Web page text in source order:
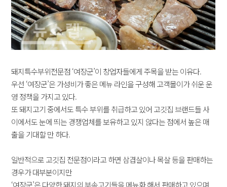
돼지특수부위전문점 ‘여장군’이 창업자들에게 주목을 받는 이유다.
우선 ‘여장군’은 가성비가 좋은 메뉴 라인을 구성해 고객몰이가 쉬운 운
영 정책을 가지고 있다.
또 돼지고기 중에서도 특수 부위를 취급하고 있어 고깃집 브랜드들 사
이에서도 눈에 띄는 경쟁업체를 보유하고 있지 않다는 점에서 높은 매
출을 기대할 만 하다.
일반적으로 고깃집 전문점이라고 하면 삼겹살이나 목살 등을 판매하는
경우가 대부분이지만